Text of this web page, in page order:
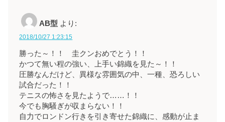
AB型 より:
2018/10/27 1:23:15
勝った～！！ 圭クンおめでとう！！
かつて無い程の強い、上手い錦織を見た～！！
圧勝なんだけど、異様な雰囲気の中、一種、恐ろしい
試合だった！！
テニスの怖さを見たようで……！！
今でも胸騒ぎが収まらない！！
自力でロンドン行きを引き寄せた錦織に、感動が止ま